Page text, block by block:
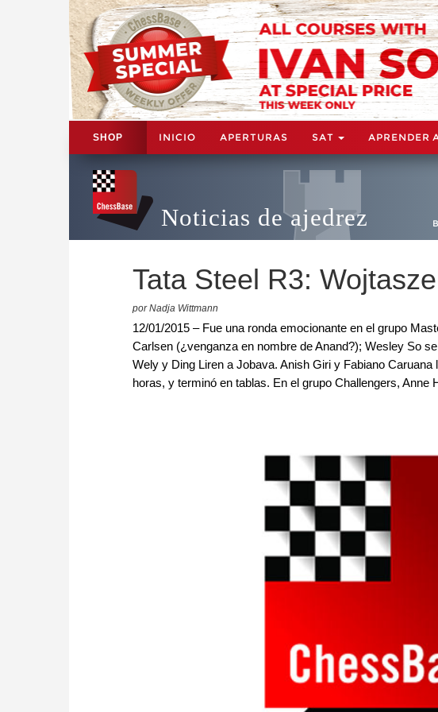
SHOP INICIO APERTURAS SAT APRENDER
Noticias de ajedrez
Tata Steel R3:
por Nadja Wittmann
12/01/2015 – Fue una ronda emocionante en el grupo
Carlsen (¿venganza en nombre de Anand?); Wesley So
Wely y Ding Liren a Jobava. Anish Giri y Fabiano
horas, y terminó en tablas. En el grupo Challengers, Anne